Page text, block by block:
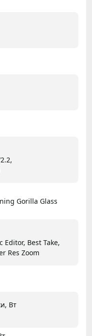
Gorilla Glass
Editor, Best Take,
Res Zoom
Вт